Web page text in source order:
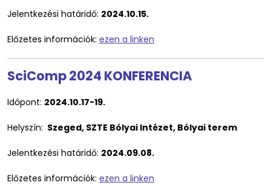
Jelentkezési határidő: 2024.10.15.
Előzetes információk: ezen a linken
SciComp 2024 KONFERENCIA
Időpont: 2024.10.17-19.
Helyszín: Szeged, SZTE Bólyai Intézet, Bólyai terem
Jelentkezési határidő: 2024.09.08.
Előzetes információk: ezen a linken